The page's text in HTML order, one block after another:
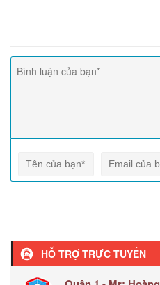
HỖ TRỢ TRỰC TUYẾN